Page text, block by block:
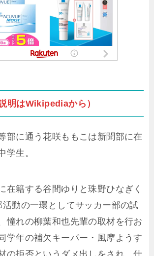
明はWikipediaから）
部に通う花咲ももこは新聞部に在
学生。
在籍する谷間ゆりと珠野ひなぎく
動の一環としてサッカー部の試
憧れの柳葉和也先輩の取材を行お
学年の補欠キーパー・風摩ようす
の拒否というダメ出しをされ、仕